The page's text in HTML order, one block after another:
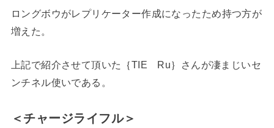
ロングボウがレプリケーター作成になったため持つ方が
増えた。
上記で紹介させて頂いた｛TIE Ru｝さんが凄まじいセ
ンチネル使いである。
＜チャージライフル＞